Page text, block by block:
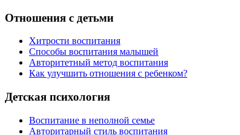
Отношения с детьми
Хитрости воспитания
Способы воспитания малышей
Авторитетный метод воспитания
Как улучшить отношения с ребенком?
Детская психология
Воспитание в неполной семье
Авторитарный стиль воспитания